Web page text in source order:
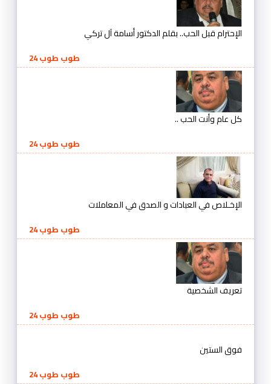
الإحترام قبل الحب.. بقلم الدكتور أسامة آل تركي
طوب طوب 24
كل عام وأنت الحب ..
طوب طوب 24
الإخـلاص في العبادات و الصدق في المعاملات
طوب طوب 24
تعريف الشخصية
طوب طوب 24
فوق الستين
طوب طوب 24